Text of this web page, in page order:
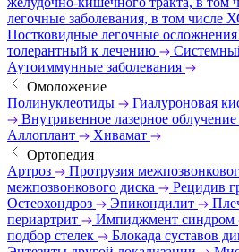
легочные заболевания, в том числе
Постковидные легочные осложнения
толерантный к лечению
Аутоиммунные заболевания
Омоложение
Полинуклеотиды
Гиалуроновая
Внутривенное лазерное
Аллоплант
Хивамат
Ортопедия
Артроз
Протрузия
межпозвонкового диска
Рецидив
Остеохондроз
Эпикондилит
периартрит
Импиджмент синдром
подбор стелек
Блокада суставов